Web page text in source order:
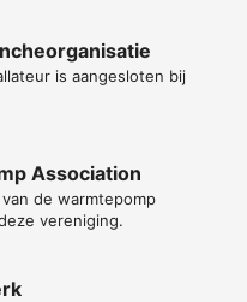
is aangesloten bij
Association
de warmtepomp
vereniging.